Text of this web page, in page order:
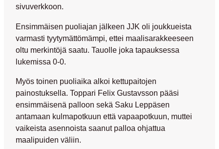
sivuverkkoon.
Ensimmäisen puoliajan jälkeen JJK oli joukkueista
varmasti tyytymättömämpi, ettei maalisarakkeeseen
oltu merkintöjä saatu. Tauolle joka tapauksessa
lukemissa 0-0.
Myös toinen puoliaika alkoi kettupaitojen
painostuksella. Toppari Felix Gustavsson pääsi
ensimmäisenä palloon sekä Saku Leppäsen
antamaan kulmapotkuun että vapaapotkuun, muttei
vaikeista asennoista saanut palloa ohjattua
maalipuiden väliin.